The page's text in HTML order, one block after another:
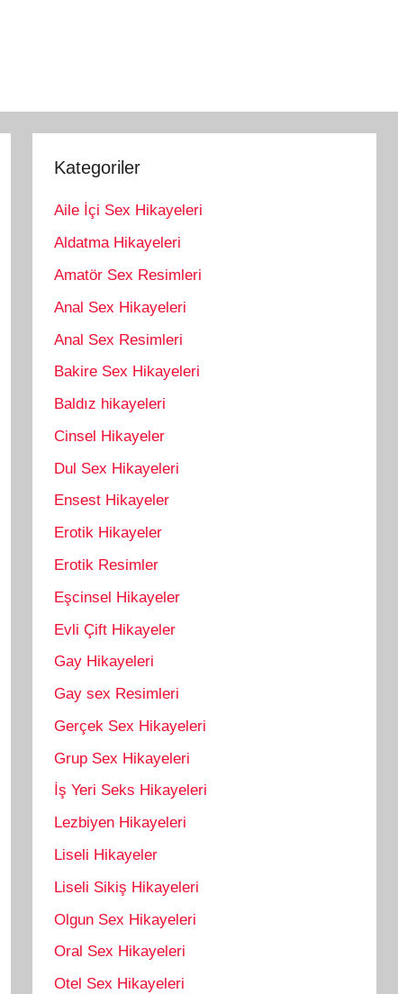
Kategoriler
Aile İçi Sex Hikayeleri
Aldatma Hikayeleri
Amatör Sex Resimleri
Anal Sex Hikayeleri
Anal Sex Resimleri
Bakire Sex Hikayeleri
Baldız hikayeleri
Cinsel Hikayeler
Dul Sex Hikayeleri
Ensest Hikayeler
Erotik Hikayeler
Erotik Resimler
Eşcinsel Hikayeler
Evli Çift Hikayeler
Gay Hikayeleri
Gay sex Resimleri
Gerçek Sex Hikayeleri
Grup Sex Hikayeleri
İş Yeri Seks Hikayeleri
Lezbiyen Hikayeleri
Liseli Hikayeler
Liseli Sikiş Hikayeleri
Olgun Sex Hikayeleri
Oral Sex Hikayeleri
Otel Sex Hikayeleri